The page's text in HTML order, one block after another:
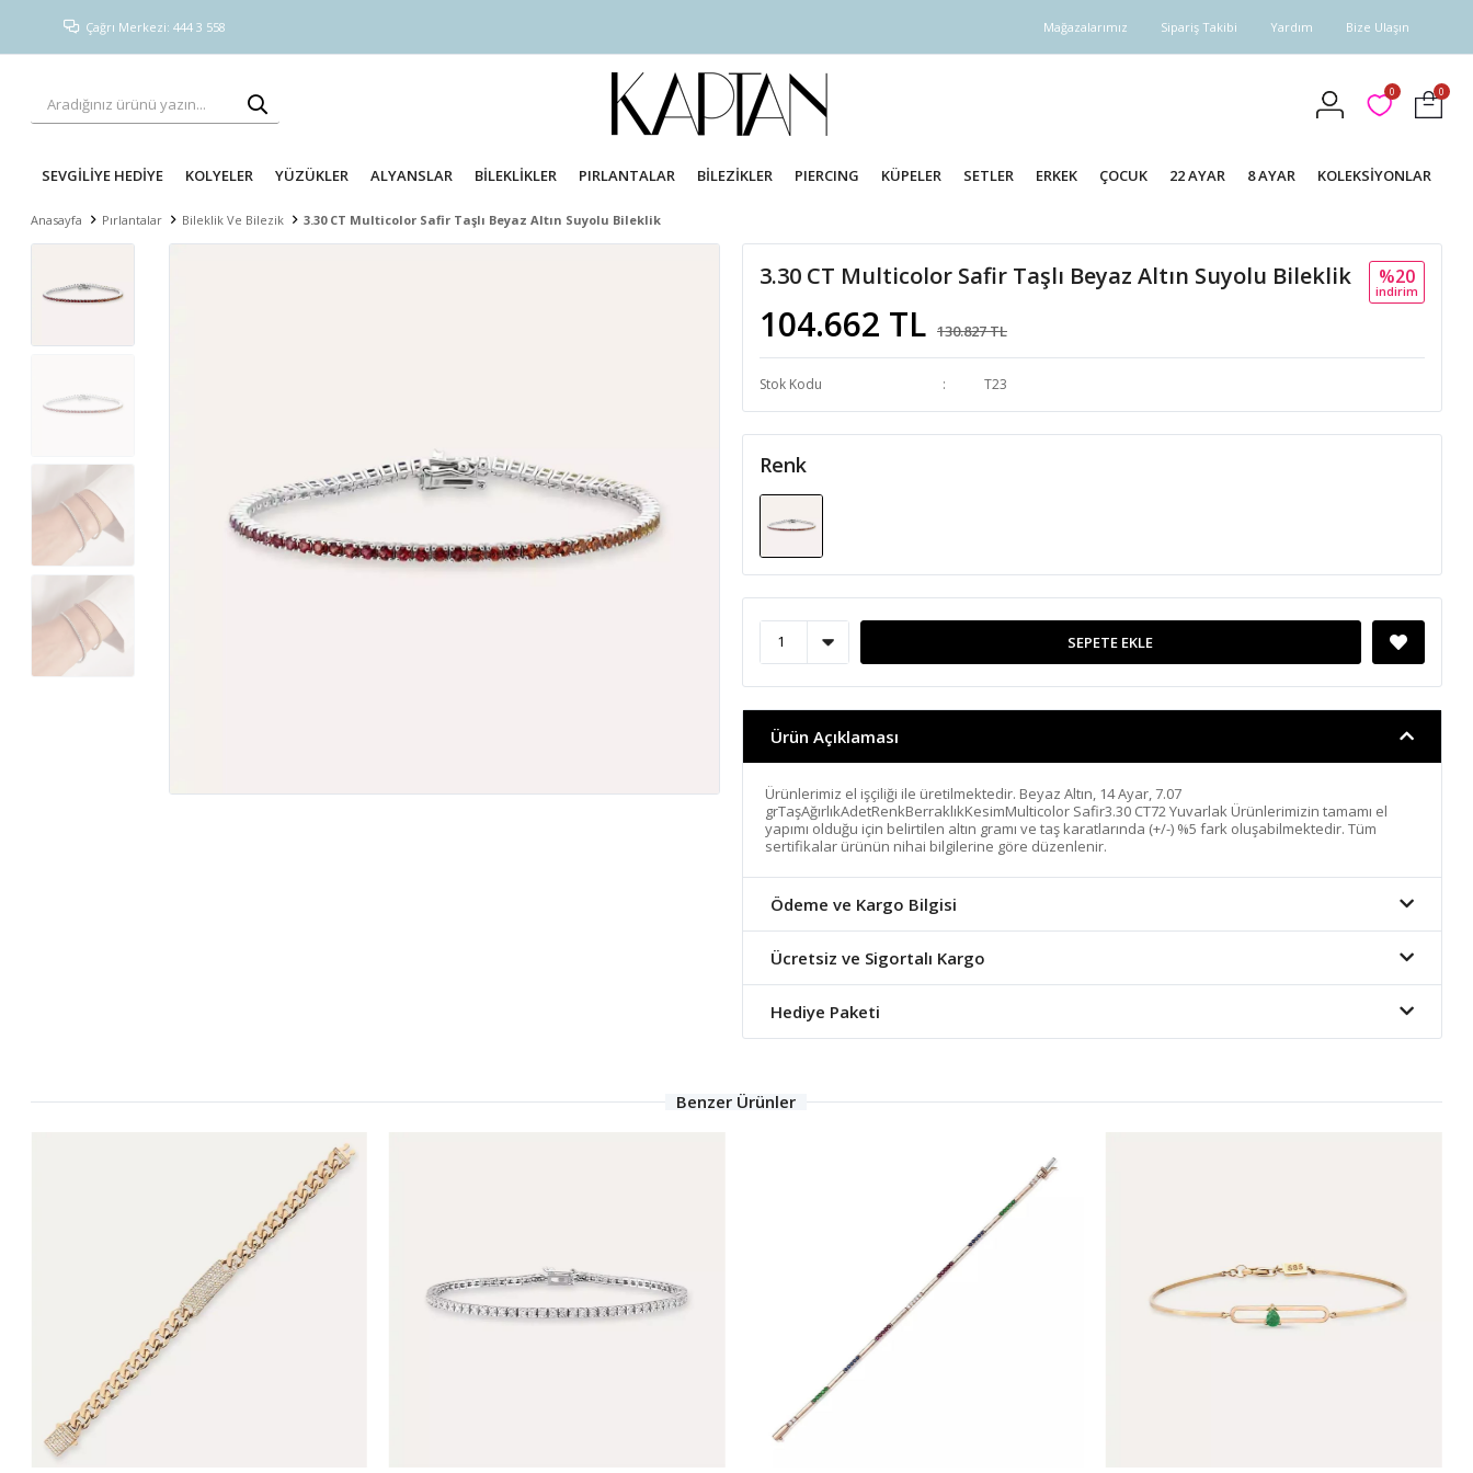
Çağrı Merkezi: 444 3 558 Mağazalarımız Sipariş Takibi Yardım Bize Ulaşın
0 0
SEVGİLİYE HEDİYE KOLYELER YÜZÜKLER ALYANSLAR BİLEKLİKLER PIRLANTALAR BİLEZİKLER PIERCING KÜPELER SETLER ERKEK ÇOCUK 22 AYAR 8 AYAR KOLEKSİYONLAR
Anasayfa Pırlantalar Bileklik Ve Bilezik 3.30 CT Multicolor Safir Taşlı Beyaz Altın Suyolu Bileklik
3.30 CT Multicolor Safir Taşlı Beyaz Altın Suyolu Bileklik
104.662 TL 130.827 TL
%20
i̇ndi̇ri̇m
Stok Kodu T23
Renk
SEPETE EKLE
Ürün Açıklaması
Ürünlerimiz el işçiliği ile üretilmektedir. Beyaz Altın, 14 Ayar, 7.07
grTaşAğırlıkAdetRenkBerraklıkKesimMulticolor Safir3.30 CT72 Yuvarlak Ürünlerimizin tamamı el
yapımı olduğu için belirtilen altın gramı ve taş karatlarında (+/-) %5 fark oluşabilmektedir. Tüm
sertifikalar ürünün nihai bilgilerine göre düzenlenir.
Ödeme ve Kargo Bilgisi
Ücretsiz ve Sigortalı Kargo
Hediye Paketi
Benzer Ürünler